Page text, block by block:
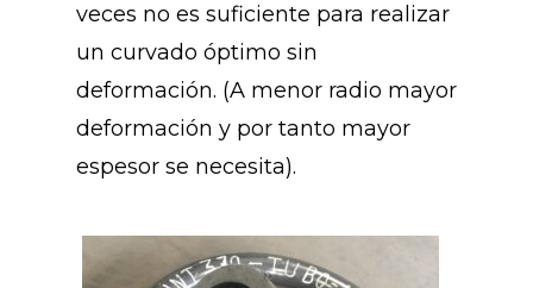
veces no es suficiente para realizar
un curvado óptimo sin
deformación. (A menor radio mayor
deformación y por tanto mayor
espesor se necesita).